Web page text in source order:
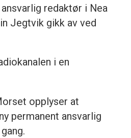
redaktør i Nea
Jegtvik gikk av ved
i en
opplyser at
permanent ansvarlig